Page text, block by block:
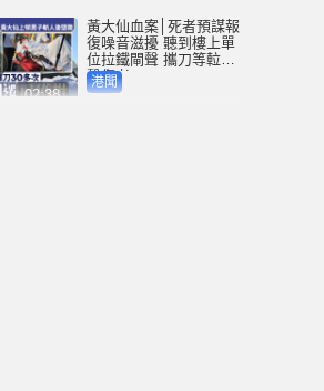
02:38
黃大仙血案│死者預謀報
復噪音滋擾 聽到樓上單
位拉鐵閘聲 攜刀等𨋢伏
擊傷者
港聞